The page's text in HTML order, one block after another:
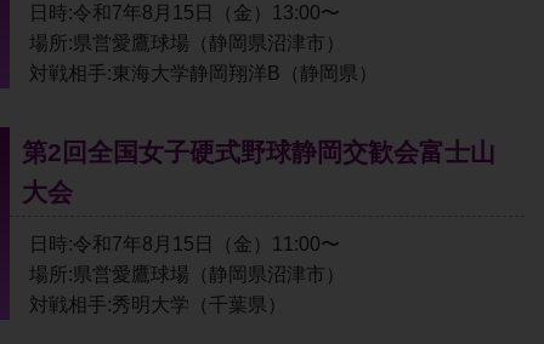
日時:令和7年8月15日（金）13:00〜
場所:県営愛鷹球場（静岡県沼津市）
対戦相手:東海大学静岡翔洋B（静岡県）
第2回全国女子硬式野球静岡交歓会富士山
大会
日時:令和7年8月15日（金）11:00〜
場所:県営愛鷹球場（静岡県沼津市）
対戦相手:秀明大学（千葉県）